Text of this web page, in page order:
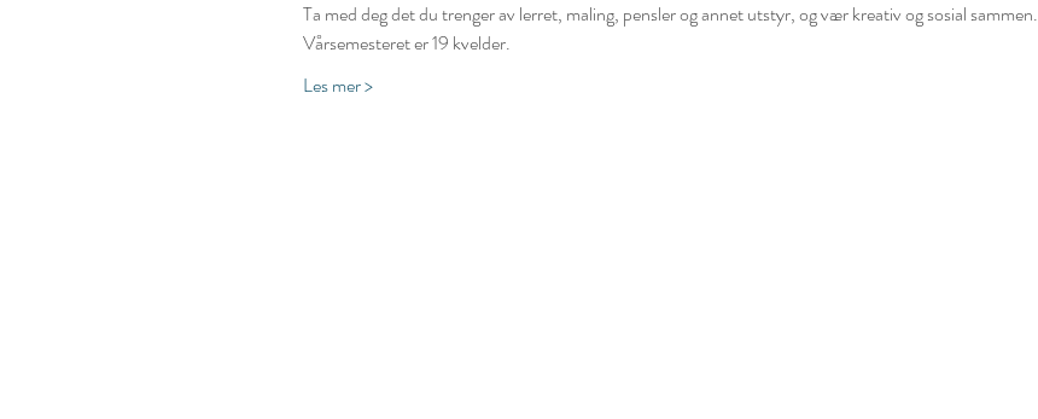
Ta med deg det du trenger av lerret, maling, pensler og annet utstyr, og vær kreativ og sosial sammen.
Vårsemesteret er 19 kvelder.
Les mer >